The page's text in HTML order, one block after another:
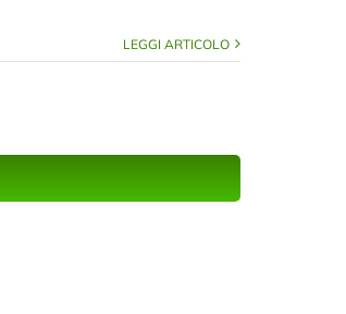
LEGGI ARTICOLO